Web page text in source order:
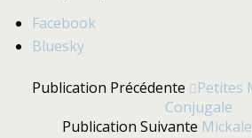
Partager
"Dara
Facebook
Bluesky
Publication Précédente
Petites
Conjugale
Publication Suivante